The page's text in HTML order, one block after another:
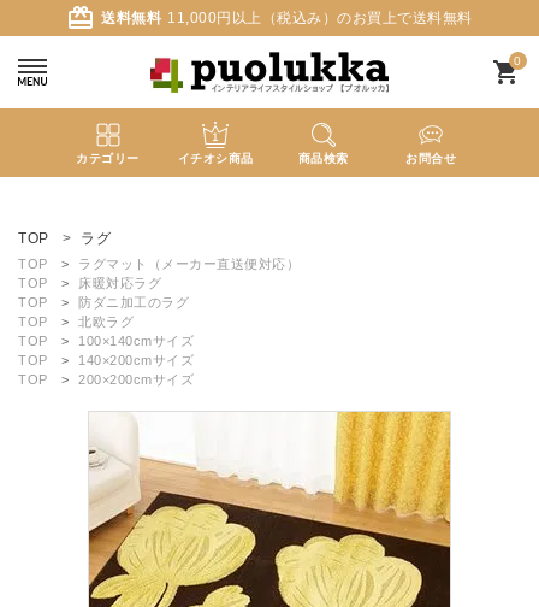
card_giftcard 送料無料 11,000円以上（税込み）のお買上で送料無料
0
shopping_cart
カテゴリー イチオシ商品 商品検索 お問合せ
ようこそ ゲスト 様
meeting_room ログイン
新着商品
カテゴリーから探す
ブランド
TOP ラグ
TOP
ラグマット（メーカー直送便対応）
TOP
床暖対応ラグ
TOP
防ダニ加工のラグ
TOP
北欧ラグ
TOP
100×140cmサイズ
TOP
140×200cmサイズ
TOP
200×200cmサイズ